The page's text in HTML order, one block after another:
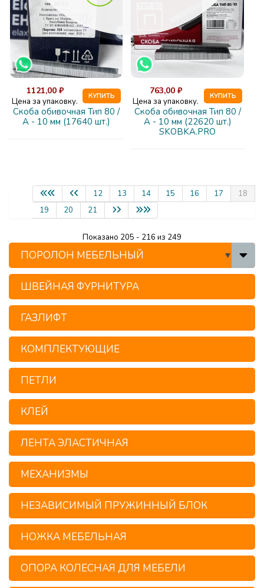
1121,00 ₽
Цена за упаковку.
КУПИТЬ
Скоба обивочная Тип 80 /
А - 10 мм (17640 шт.)
763,00 ₽
Цена за упаковку.
КУПИТЬ
Скоба обивочная Тип 80 /
А - 10 мм (22620 шт.)
SKOBKA.PRO
12 13 14 15 16 17
18
19
20 21
Показано 205 - 216 из 249
ПОРОЛОН МЕБЕЛЬНЫЙ
ШВЕЙНАЯ ФУРНИТУРА
ГАЗЛИФТ
КОМПЛЕКТУЮЩИЕ
ПЕТЛИ
КЛЕЙ
ЛЕНТА ЭЛАСТИЧНАЯ
МЕХАНИЗМЫ
НЕЗАВИСИМЫЙ ПРУЖИННЫЙ БЛОК
НОЖКА МЕБЕЛЬНАЯ
ОПОРА КОЛЕСНАЯ ДЛЯ МЕБЕЛИ